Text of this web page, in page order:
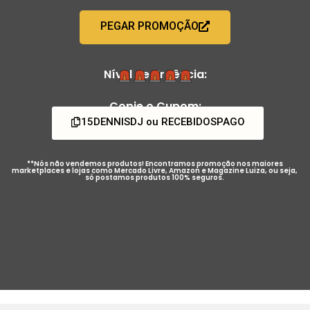
PEGAR PROMOÇÃO
Nível de Urgência:
Copie o Cupom:
15DENNISDJ ou RECEBIDOSPAGO
**Nós não vendemos produtos! Encontramos promoção nos maiores
marketplaces e lojas como Mercado Livre, Amazon e Magazine Luiza, ou seja,
só postamos produtos 100% seguros.